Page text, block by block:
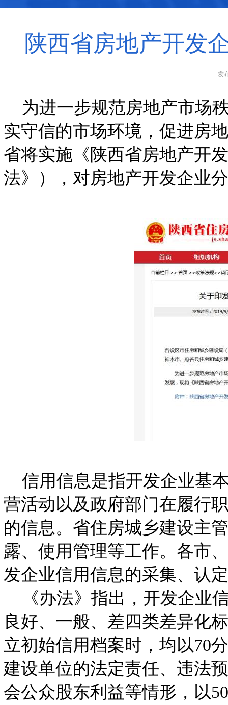
陕西省房地产开发
发
为进一步规范房地产市场
实守信的市场环境，促进房
省将实施《陕西省房地产开
法》），对房地产开发企业
信用信息是指开发企业基
营活动以及政府部门在履行
的信息。省住房城乡建设主
露、使用管理等工作。各市
发企业信用信息的采集、认
《办法》指出，开发企业
良好、一般、差四类差异化
立初始信用档案时，均以70
建设单位的法定责任、违法
会公众股东利益等情形，以